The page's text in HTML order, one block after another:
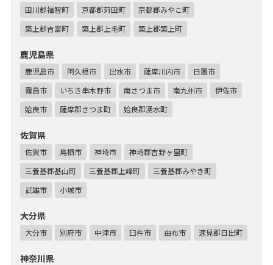
田川郡福智町
京都郡苅田町
京都郡みやこ町
築上郡吉富町
築上郡上毛町 築上郡築上町
鹿児島県
鹿児島市 阿久根市 出水市 薩摩川内市
日置市
霧島市
いちき串木野市 南さつま市 南九州市
伊佐市
姶良市
薩摩郡さつま町 姶良郡湧水町
佐賀県
佐賀市 鳥栖市 神埼市
神埼郡吉野ヶ里町
三養基郡基山町
三養基郡上峰町
三養基郡みやき町
武雄市
小城市
大分県
大分市 別府市 中津市 臼杵市 由布市 速見郡日出町
神奈川県